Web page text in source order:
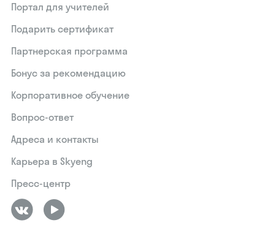
Портал для учителей
Подарить сертификат
Партнерская программа
Бонус за рекомендацию
Корпоративное обучение
Вопрос-ответ
Адреса и контакты
Карьера в Skyeng
Пресс-центр